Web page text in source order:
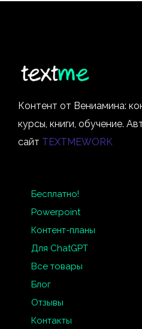
Контент от Вениамина:
курсы, книги, обучение.
сайт TEXTMEWORK
Бесплатно!
Powerpoint
Контент-планы
Для ChatGPT
Все товары
Блог
Отзывы
Контакты